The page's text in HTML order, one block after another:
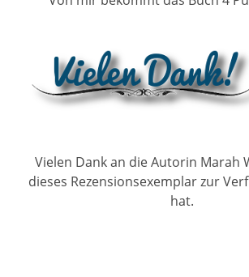
Vielen Dank an die Autorin Marah
dieses Rezensionsexemplar zur
hat.